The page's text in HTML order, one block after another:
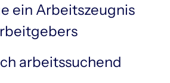
ein Arbeitszeugnis
arbeitssuchend